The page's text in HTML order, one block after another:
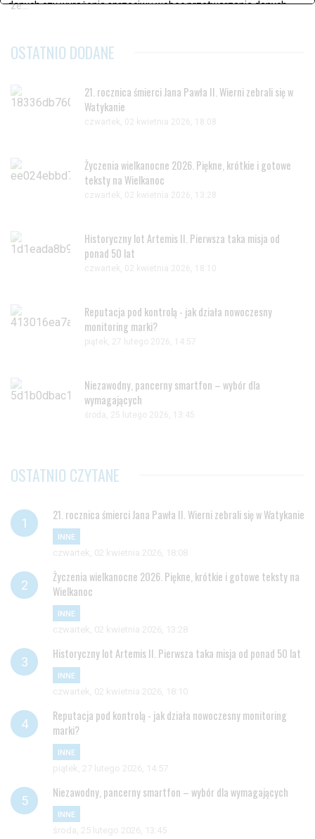
danych czy wyrażenia sprzeciwu wobec przetwarzania danych.
ze...
OSTATNIO DODANE
21. rocznica śmierci Jana Pawła II. Wierni zebrali się w
Watykanie
czwartek, 02 kwietnia 2026, 18:08
Życzenia wielkanocne 2026. Piękne, krótkie i gotowe
teksty na Wielkanoc
czwartek, 02 kwietnia 2026, 13:28
Historyczny lot Artemis II. Pierwsza taka misja od
ponad 50 lat
czwartek, 02 kwietnia 2026, 18:10
Reputacja pod kontrolą - jak działa nowoczesny
monitoring marki?
piątek, 27 lutego 2026, 14:57
Niezawodny, pancerny smartfon – wybór dla
wymagających
środa, 25 lutego 2026, 13:45
OSTATNIO CZYTANE
21. rocznica śmierci Jana Pawła II. Wierni zebrali się w Watykanie
INNE
czwartek, 02 kwietnia 2026, 18:08
Życzenia wielkanocne 2026. Piękne, krótkie i gotowe teksty na
Wielkanoc
INNE
czwartek, 02 kwietnia 2026, 13:28
Historyczny lot Artemis II. Pierwsza taka misja od ponad 50 lat
INNE
czwartek, 02 kwietnia 2026, 18:10
Reputacja pod kontrolą - jak działa nowoczesny monitoring
marki?
INNE
piątek, 27 lutego 2026, 14:57
Niezawodny, pancerny smartfon – wybór dla wymagających
INNE
środa, 25 lutego 2026, 13:45